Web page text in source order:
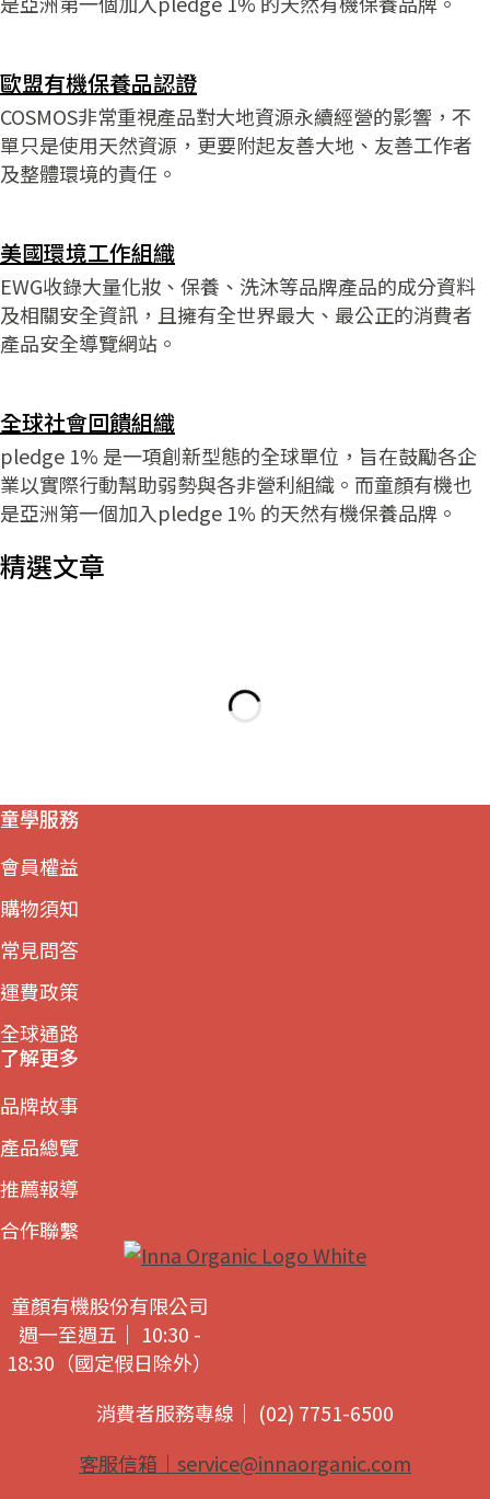
歐盟有機保養品認證
COSMOS非常重視產品對大地資源永續經營的影響，不
單只是使用天然資源，更要附起友善大地、友善工作者
及整體環境的責任。
美國環境工作組織
EWG收錄大量化妝、保養、洗沐等品牌產品的成分資料
及相關安全資訊，且擁有全世界最大、最公正的消費者
產品安全導覽網站。
全球社會回饋組織
pledge 1% 是一項創新型態的全球單位，旨在鼓勵各企
業以實際行動幫助弱勢與各非營利組織。而童顏有機也
是亞洲第一個加入pledge 1% 的天然有機保養品牌。
精選文章
童學服務
會員權益
購物須知
常見問答
運費政策
全球通路
了解更多
品牌故事
產品總覽
推薦報導
合作聯繫
童顏有機股份有限公司
週一至週五｜ 10:30 -
18:30（國定假日除外）
消費者服務專線｜ (02) 7751-6500
客服信箱｜ service@innaorganic.com